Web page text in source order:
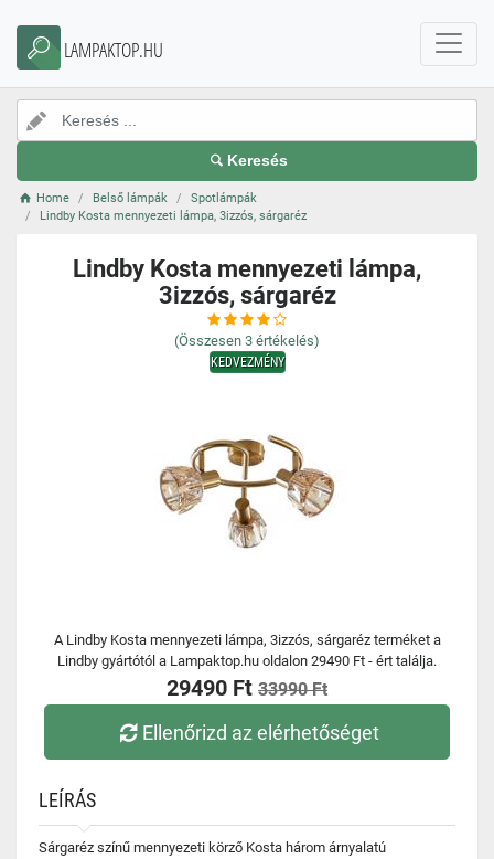
LAMPAKTOP.HU
Keresés
Home Belső lámpák
Spotlámpák
Lindby Kosta mennyezeti lámpa, 3izzós, sárgaréz
Lindby Kosta mennyezeti lámpa,
3izzós, sárgaréz
(Összesen 3 értékelés)
KEDVEZMÉNY
A Lindby Kosta mennyezeti lámpa, 3izzós, sárgaréz terméket a
Lindby gyártótól a Lampaktop.hu oldalon 29490 Ft - ért találja.
29490 Ft 33990 Ft
Ellenőrizd az elérhetőséget
LEÍRÁS
Sárgaréz színű mennyezeti körző Kosta három árnyalatú